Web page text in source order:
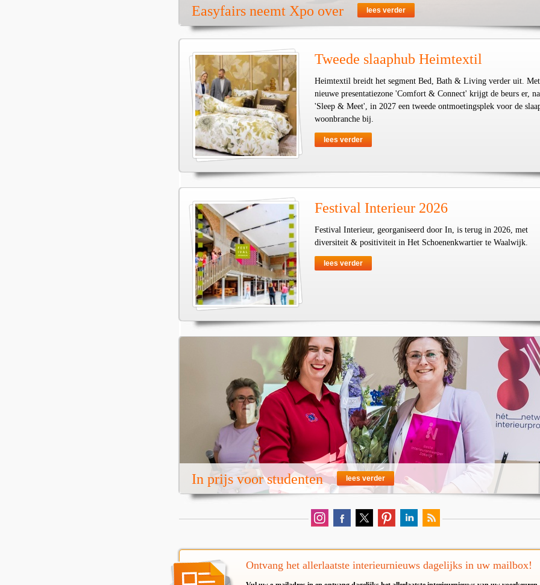
Easyfairs neemt Xpo over lees verder
Tweede slaaphub Heimtextil
Heimtextil breidt het segment Bed, Bath & Living verder uit.
nieuwe presentatiezone 'Comfort & Connect' krijgt de beurs er,
'Sleep & Meet', in 2027 een tweede ontmoetingsplek voor de
woonbranche bij.
lees verder
Festival Interieur 2026
Festival Interieur, georganiseerd door In, is terug in 2026, met
diversiteit & positiviteit in Het Schoenenkwartier te Waalwijk.
lees verder
In prijs voor studenten lees verder
Ontvang het allerlaatste interieurnieuws dagelijks in uw mailbox!